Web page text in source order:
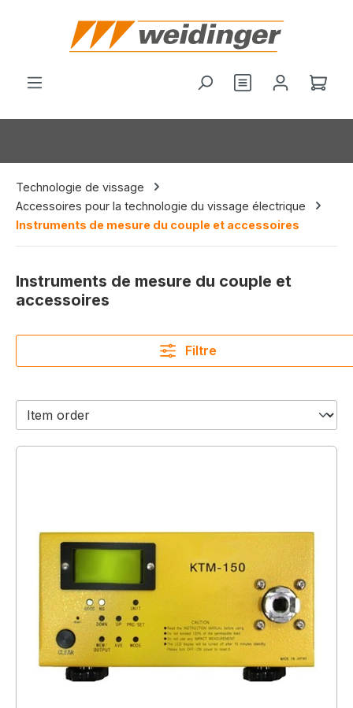
principal
Vous avez 0Le
Technologie de vissage
Accessoires pour la technologie du vissage électrique
Instruments de mesure du couple et accessoires
Instruments de mesure du couple et
accessoires
Filtre